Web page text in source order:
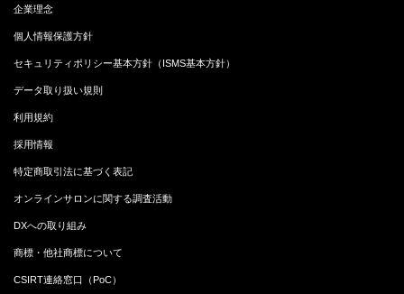
企業理念
個人情報保護方針
セキュリティポリシー基本方針（ISMS基本方針）
データ取り扱い規則
利用規約
採用情報
特定商取引法に基づく表記
オンラインサロンに関する調査活動
DXへの取り組み
商標・他社商標について
CSIRT連絡窓口（PoC）